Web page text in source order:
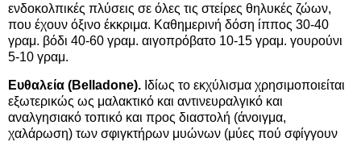
ενδοκολπικές πλύσεις σε όλες τις στείρες θηλυκές ζώων,
που έχουν όξινο έκκριμα. Καθημερινή δόση ίππος 30-40
γραμ. βόδι 40-60 γραμ. αιγοπρόβατο 10-15 γραμ. γουρούνι
5-10 γραμ.
Ευθαλεία (Belladone). Ιδίως το εκχύλισμα χρησιμοποιείται
εξωτερικώς ως μαλακτικό και αντινευραλγικό και
αναλγησιακό τοπικό και προς διαστολή (άνοιγμα,
χαλάρωση) των σφιγκτήρων μυώνων (μύες πού σφίγγουν